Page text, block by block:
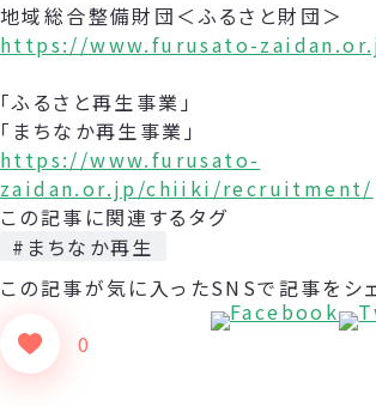
地域総合整備財団＜ふるさと財団＞
https://www.furusato-
「ふるさと再生事業」
「まちなか再生事業」
https://www.furusato-
zaidan.or.jp/chiiki/recruitment/
この記事に関連するタグ
#まちなか再生
この記事が気に入った
0
SNSで記事をシ